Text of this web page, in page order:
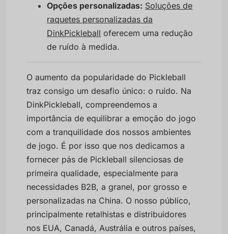
Opções personalizadas: Soluções de
raquetes personalizadas da
DinkPickleball oferecem uma redução
de ruído à medida.
O aumento da popularidade do Pickleball
traz consigo um desafio único: o ruído. Na
DinkPickleball, compreendemos a
importância de equilibrar a emoção do jogo
com a tranquilidade dos nossos ambientes
de jogo. É por isso que nos dedicamos a
fornecer pás de Pickleball silenciosas de
primeira qualidade, especialmente para
necessidades B2B, a granel, por grosso e
personalizadas na China. O nosso público,
principalmente retalhistas e distribuidores
nos EUA, Canadá, Austrália e outros países,